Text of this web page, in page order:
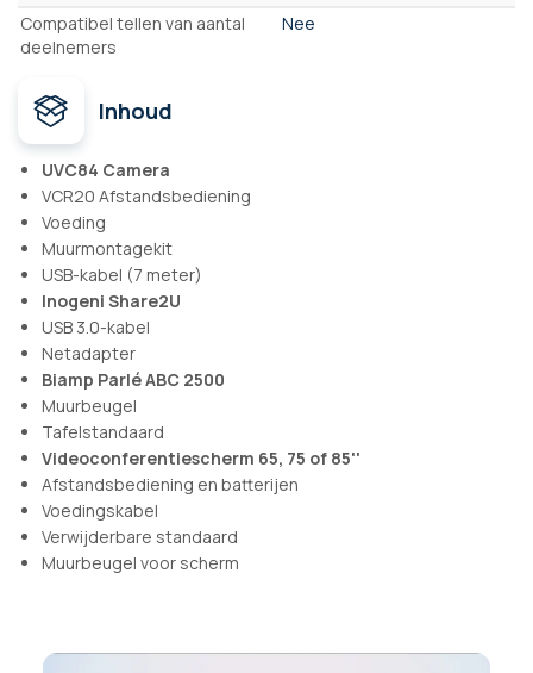
Compatibel tellen van aantal
deelnemers
Nee
Inhoud
UVC84 Camera
VCR20 Afstandsbediening
Voeding
Muurmontagekit
USB-kabel (7 meter)
Inogeni Share2U
USB 3.0-kabel
Netadapter
Biamp Parlé ABC 2500
Muurbeugel
Tafelstandaard
Videoconferentiescherm 65, 75 of 85''
Afstandsbediening en batterijen
Voedingskabel
Verwijderbare standaard
Muurbeugel voor scherm